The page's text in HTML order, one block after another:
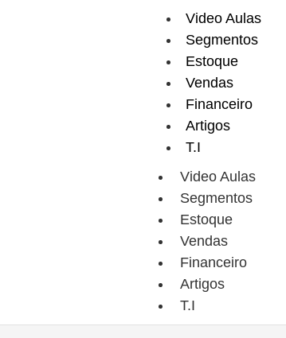
Video Aulas
Segmentos
Estoque
Vendas
Financeiro
Artigos
T.I
Video Aulas
Segmentos
Estoque
Vendas
Financeiro
Artigos
T.I
Pedido de Venda
VIDEO AULAS